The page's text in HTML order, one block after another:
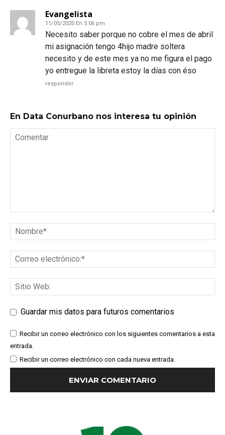
Evangelista
11/05/2020 En 5:06 pm
Necesito saber porque no cobre el mes de abril
mi asignación tengo 4hijo madre soltera
necesito y de este mes ya no me figura el pago
yo entregue la libreta estoy la días con éso
responder
En Data Conurbano nos interesa tu opinión
Guardar mis datos para futuros comentarios
Recibir un correo electrónico con los siguientes comentarios a esta
entrada.
Recibir un correo electrónico con cada nueva entrada.